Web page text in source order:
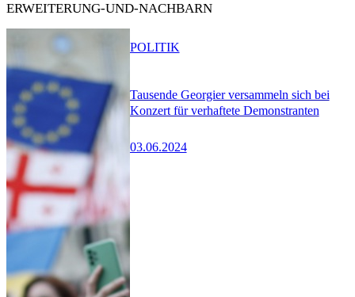
ERWEITERUNG-UND-NACHBARN
Tausende Georgier versammeln sich bei
Konzert für verhaftete Demonstranten
03.06.2024
POLITIK